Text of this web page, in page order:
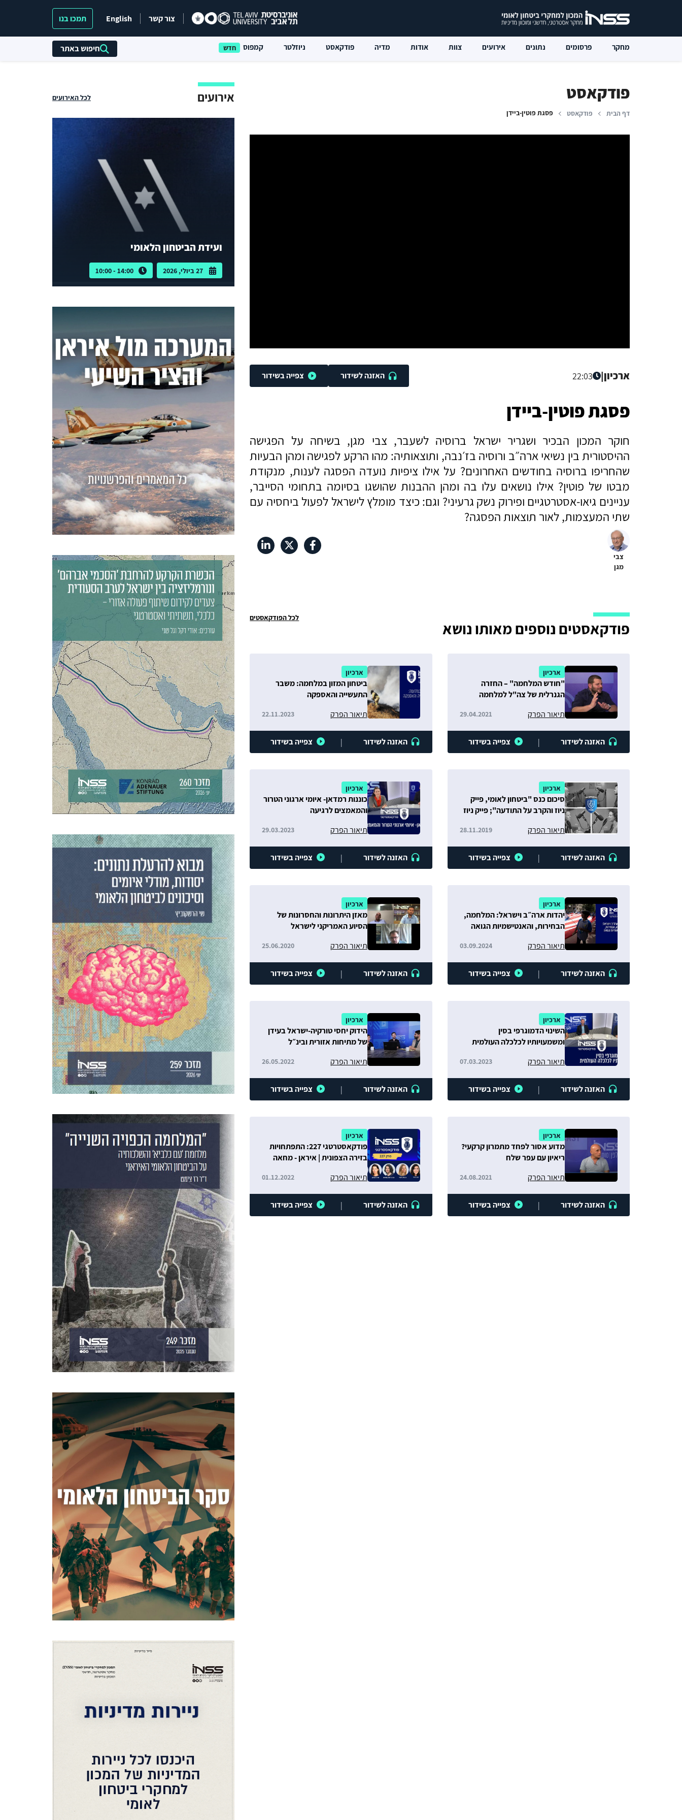
צור קשר English תמכו בנו
מחקר פרסומים נתונים אירועים צוות אודות מדיה פודקאסט ניוזלטר קמפוס חיפוש באתר
פודקאסט
דף הבית פודקאסט פסגת פוטין-ביידן
ארכיון|
22:03 האזנה לשידור צפייה בשידור
פסגת פוטין-ביידן
חוקר המכון הבכיר ושגריר ישראל ברוסיה לשעבר, צבי מגן, בשיחה על הפגישה
ההיסטורית בין נשיאי ארה״ב ורוסיה בז׳נבה, ותוצאותיה: מהו הרקע לפגישה ומהן הבעיות
שהחריפו ברוסיה בחודשים האחרונים? על אילו ציפיות נועדה הפסגה לענות, מנקודת
מבטו של פוטין? אילו נושאים עלו בה ומהן ההבנות שהושגו בסיומה בתחומי הסייבר,
עניינים גיאו-אסטרטגיים ופירוק נשק גרעיני? וגם: כיצד מומלץ לישראל לפעול ביחסיה עם
שתי המעצמות, לאור תוצאות הפסגה?
צבי
מגן
פודקאסטים נוספים מאותו נושא
לכל הפודקאסטים
ארכיון
"חודש המלחמה" – החזרה
הגנרלית של צה"ל למלחמה
תיאור הפרק
29.04.2021
האזנה לשידור | צפייה בשידור
ארכיון
ביטחון המזון במלחמה: משבר
התעשייה והאספקה
תיאור הפרק
22.11.2023
האזנה לשידור | צפייה בשידור
ארכיון
סיכום כנס "ביטחון לאומי, פייק
ניוז והקרב על התודעה"; פייק ניוז
ובחירות
תיאור הפרק 28.11.2019
האזנה לשידור | צפייה בשידור
ארכיון
כוננות רמדאן- איומי ארגוני הטרור
והמאמצים לרגיעה
תיאור הפרק
29.03.2023
האזנה לשידור | צפייה בשידור
ארכיון
יהדות ארה״ב וישראל: המלחמה,
הבחירות, והאנטישמיות הגואה
תיאור הפרק
03.09.2024
האזנה לשידור | צפייה בשידור
ארכיון
מאזן היתרונות והחסרונות של
הסיוע האמריקני לישראל
תיאור הפרק
25.06.2020
האזנה לשידור | צפייה בשידור
ארכיון
השינוי הדמוגרפי בסין
ומשמעויותיו לכלכלה העולמית
תיאור הפרק
07.03.2023
האזנה לשידור | צפייה בשידור
ארכיון
הידוק יחסי טורקיה-ישראל בעידן
של מתיחות אזורית ובינ״ל
תיאור הפרק
26.05.2022
האזנה לשידור | צפייה בשידור
ארכיון
מדוע אסור לפחד מתמרון קרקעי?
ריאיון עם עפר שלח
תיאור הפרק
24.08.2021
האזנה לשידור | צפייה בשידור
ארכיון
פודקאסטרטגי 227: התפתחויות
בזירה הצפונית | איראן - מחאה
תיאור הפרק
01.12.2022
האזנה לשידור | צפייה בשידור
אירועים לכל האירועים
ועידת הביטחון הלאומי
27 ביולי, 2026 14:00 - 10:00